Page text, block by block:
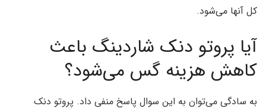
کل آنها می‌شود.
آیا پروتو دنک شاردینگ باعث
کاهش هزینه گس می‌شود؟
به سادگی می‌توان به این سوال پاسخ منفی داد. پروتو دنک